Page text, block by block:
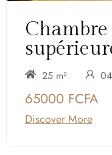
25 m²
65000 FCFA
Discover More